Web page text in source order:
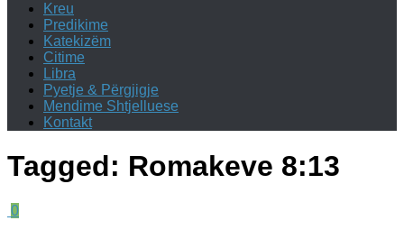
Kreu
Predikime
Katekizëm
Citime
Libra
Pyetje & Përgjigje
Mendime Shtjelluese
Kontakt
Tagged: Romakeve 8:13
0